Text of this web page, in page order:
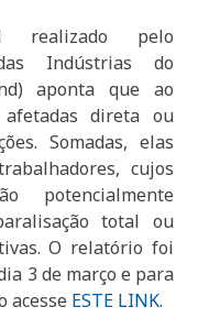
realizado pelo
Indústrias do
aponta que ao
direta ou
Somadas, elas
cujos
potencialmente
total ou
O relatório foi
3 de março e para
acesse ESTE LINK.